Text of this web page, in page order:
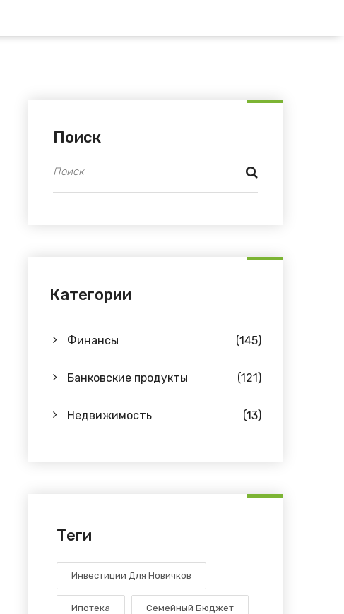
Поиск
Категории
Финансы (145)
Банковские продукты (121)
Недвижимость (13)
Теги
Инвестиции Для Новичков
Ипотека Семейный Бюджет